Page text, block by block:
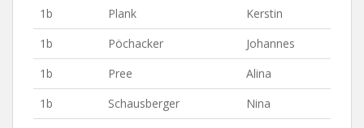
1b
Plank
Kerstin
1b
Pöchacker
Johannes
1b
Pree
Alina
1b
Schausberger
Nina